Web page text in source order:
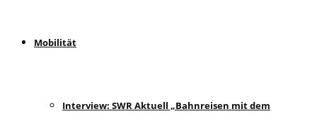
Mobilität
Interview: SWR Aktuell „Bahnreisen mit dem